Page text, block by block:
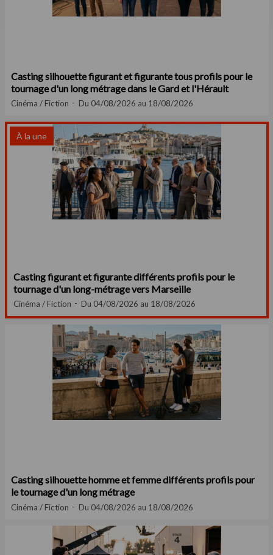
Casting silhouette figurant et figurante tous profils pour le
tournage d'un long métrage dans le Gard et l'Hérault
Cinéma / Fiction Du 04/08/2026 au 18/08/2026
À la une
Casting figurant et figurante différents profils pour le
tournage d'un long-métrage vers Marseille
Cinéma / Fiction Du 04/08/2026 au 18/08/2026
Casting silhouette homme et femme différents profils pour
le tournage d'un long métrage
Cinéma / Fiction Du 04/08/2026 au 18/08/2026